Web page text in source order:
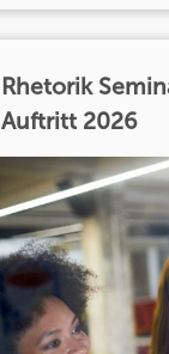
Rhetorik
Auftritt 2026